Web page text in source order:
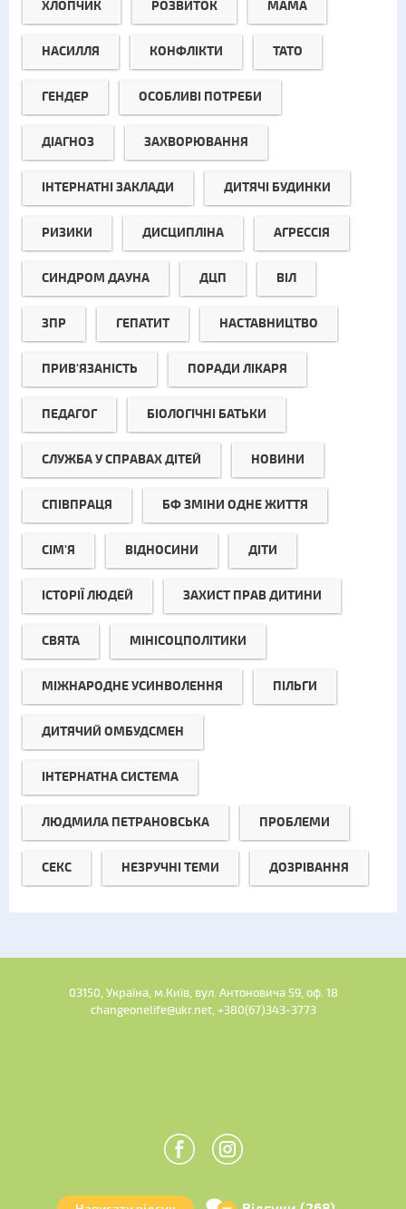
ХЛОПЧИК РОЗВИТОК МАМА
НАСИЛЛЯ КОНФЛІКТИ ТАТО
ГЕНДЕР ОСОБЛИВІ ПОТРЕБИ
ДІАГНОЗ ЗАХВОРЮВАННЯ
ІНТЕРНАТНІ ЗАКЛАДИ ДИТЯЧІ БУДИНКИ
РИЗИКИ ДИСЦИПЛІНА АГРЕССІЯ
СИНДРОМ ДАУНА ДЦП ВІЛ
ЗПР ГЕПАТИТ НАСТАВНИЦТВО
ПРИВ'ЯЗАНІСТЬ ПОРАДИ ЛІКАРЯ
ПЕДАГОГ БІОЛОГІЧНІ БАТЬКИ
СЛУЖБА У СПРАВАХ ДІТЕЙ НОВИНИ
СПІВПРАЦЯ БФ ЗМІНИ ОДНЕ ЖИТТЯ
СІМ'Я ВІДНОСИНИ ДІТИ
ІСТОРІЇ ЛЮДЕЙ ЗАХИСТ ПРАВ ДИТИНИ
СВЯТА МІНІСОЦПОЛІТИКИ
МІЖНАРОДНЕ УСИНВОЛЕННЯ ПІЛЬГИ
ДИТЯЧИЙ ОМБУДСМЕН
ІНТЕРНАТНА СИСТЕМА
ЛЮДМИЛА ПЕТРАНОВСЬКА ПРОБЛЕМИ
СЕКС НЕЗРУЧНІ ТЕМИ ДОЗРІВАННЯ
03150, Україна, м.Київ, вул. Антоновича 59, оф. 18
changeonelife@ukr.net, +380(67)343-3773